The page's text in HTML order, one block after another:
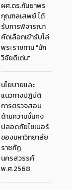
ผศ.ดร.กันยาพร
กุณฑลเสพย์ ได้
รับการพิจารณา
คัดเลือกเข้ารับโล่
พระราชทาน "นัก
วิจัยดีเด่น"
นโยบายและ
แนวทางปฏิบัติ
การตรวจสอบ
ด้านความมั่นคง
ปลอดภัยไซเบอร์
ของมหาวิทยาลัย
ราชภัฏ
นครสวรรค์
พ.ศ.2568